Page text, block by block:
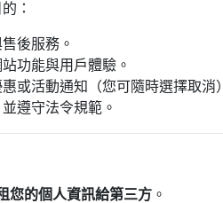
：
後服務。
功能與用戶體驗。
或活動通知（您可隨時選擇取消
遵守法令規範。
您的個人資訊給第三方 。